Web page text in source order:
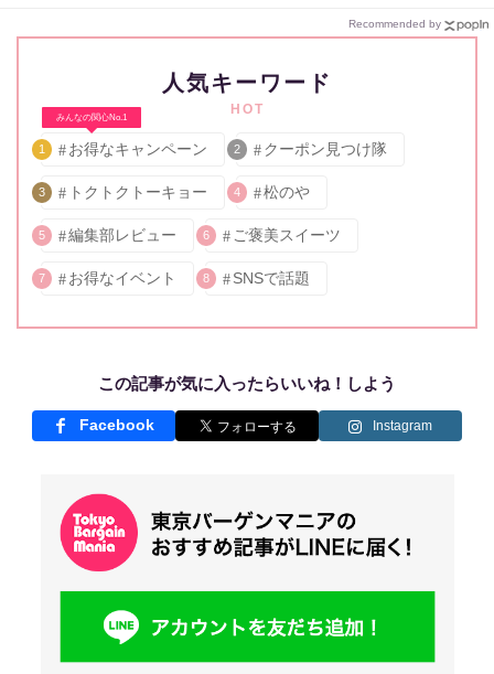
Recommended by
人気キーワード
HOT
みんなの関心No.1
1 お得なキャンペーン 2 クーポン見つけ隊
3 トクトクトーキョー 4 松のや
5 編集部レビュー 6 ご褒美スイーツ
7 お得なイベント 8 SNSで話題
この記事が気に入ったらいいね！しよう
Facebook Instagram